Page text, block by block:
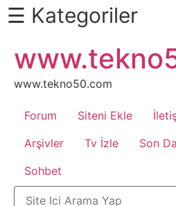
Daha
Fazlası
İçin
Kaydır
Android
Apk
☰ Kategoriler
atla
www.tekno50.com
Forum Siteni Ekle
Arşivler
Tv İzle Son
Sohbet